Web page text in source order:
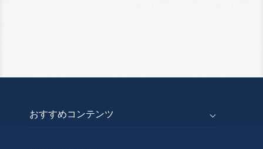
おすすめコンテンツ